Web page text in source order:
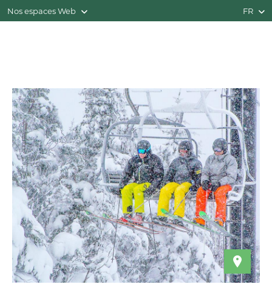
Nos espaces Web FR